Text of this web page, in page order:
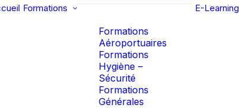
Formations
Formations
Aéroportuaires
Formations
Hygiène –
Sécurité
Formations
Générales
E-Learning